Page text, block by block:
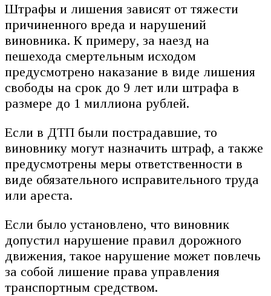
Штрафы и лишения зависят от тяжести
причиненного вреда и нарушений
виновника. К примеру, за наезд на
пешехода смертельным исходом
предусмотрено наказание в виде лишения
свободы на срок до 9 лет или штрафа в
размере до 1 миллиона рублей.
Если в ДТП были пострадавшие, то
виновнику могут назначить штраф, а также
предусмотрены меры ответственности в
виде обязательного исправительного труда
или ареста.
Если было установлено, что виновник
допустил нарушение правил дорожного
движения, такое нарушение может повлечь
за собой лишение права управления
транспортным средством.